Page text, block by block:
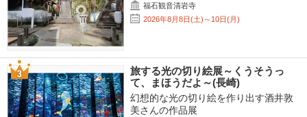
福石観音清岩寺
2026年8月8日(土)～10日(月)
旅する光の切り絵展～くうそうっ
て、まほうだよ～(長崎)
幻想的な光の切り絵を作り出す酒井敦
美さんの作品展